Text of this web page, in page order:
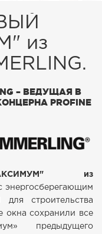
из
– ВЕДУЩАЯ В
PROFINE
из
энергосберегающим
строительства
окна сохранили все
предыдущего